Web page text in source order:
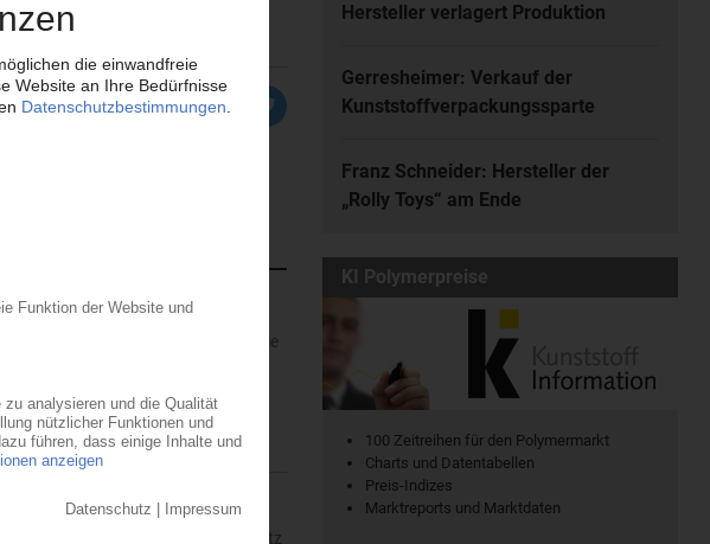
den Marktverwerfungen profitiert, die
Umsatz gegenüber dem...
Nexpoint sein – mit Sitz
Hersteller verlagert Produktion
Gerresheimer: Verkauf der
Kunststoffverpackungssparte
Franz Schneider: Hersteller der
„Rolly Toys“ am Ende
KI Polymerpreise
100 Zeitreihen für den Polymermarkt
Charts und Datentabellen
Preis-Indizes
Marktreports und Marktdaten